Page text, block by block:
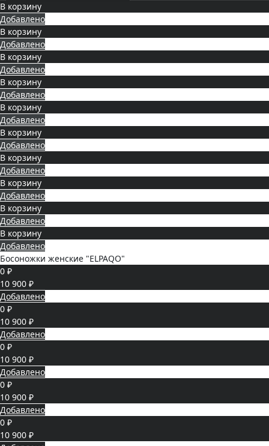
В корзину
Добавлено
В корзину
Добавлено
В корзину
Добавлено
В корзину
Добавлено
В корзину
Добавлено
В корзину
Добавлено
В корзину
Добавлено
В корзину
Добавлено
В корзину
Добавлено
В корзину
Добавлено
Босоножки женские "ELPAQO"
0 ₽
10 900 ₽
Добавлено
0 ₽
10 900 ₽
Добавлено
0 ₽
10 900 ₽
Добавлено
0 ₽
10 900 ₽
Добавлено
0 ₽
10 900 ₽